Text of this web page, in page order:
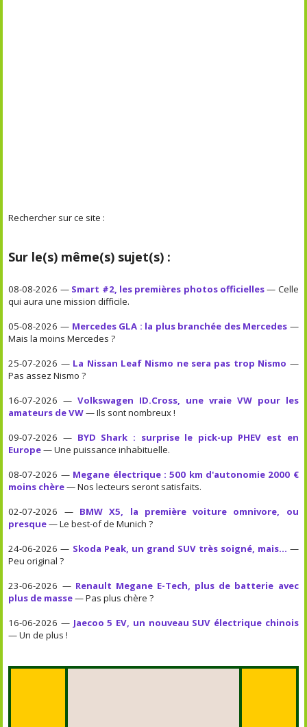
Rechercher sur ce site :
Sur le(s) même(s) sujet(s) :
08-08-2026 — Smart #2, les premières photos officielles— Celle
qui aura une mission difficile.
05-08-2026 — Mercedes GLA : la plus branchée des Mercedes —
Mais la moins Mercedes ?
25-07-2026 — La Nissan Leaf Nismo ne sera pas trop Nismo —
Pas assez Nismo ?
16-07-2026 —Volkswagen ID.Cross, une vraie VW pour les
amateurs de VW— Ils sont nombreux !
09-07-2026 — BYD Shark : surprise le pick-up PHEV est en
Europe— Une puissance inhabituelle.
08-07-2026 — Megane électrique : 500 km d'autonomie 2000 €
moins chère— Nos lecteurs seront satisfaits.
02-07-2026 — BMW X5, la première voiture omnivore, ou
presque— Le best-of de Munich ?
24-06-2026 — Skoda Peak, un grand SUV très soigné, mais... —
Peu original ?
23-06-2026 — Renault Megane E-Tech, plus de batterie avec
plus de masse— Pas plus chère ?
16-06-2026 — Jaecoo 5 EV, un nouveau SUV électrique chinois
— Un de plus !